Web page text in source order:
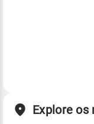
Explore os